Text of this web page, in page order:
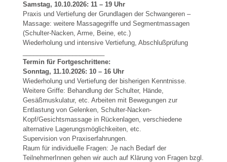
Samstag, 10.10.2026: 11 – 19Uhr
Praxis und Vertiefung der Grundlagen der Schwangeren –
Massage: weitere Massagegriffe und Segmentmassagen
(Schulter-Nacken, Arme, Beine, etc.)
Wiederholung und intensive Vertiefung, Abschlußprüfung
Termin für Fortgeschrittene:
Sonntag, 11.10.2026: 10 – 16 Uhr
Wiederholung und Vertiefung der bisherigen Kenntnisse.
Weitere Griffe: Behandlung der Schulter, Hände,
Gesäßmuskulatur, etc. Arbeiten mit Bewegungen zur
Entlastung von Gelenken, Schulter-Nacken-
Kopf/Gesichtsmassage in Rückenlagen, verschiedene
alternative Lagerungsmöglichkeiten, etc.
Supervision von Praxiserfahrungen.
Raum für individuelle Fragen: Je nach Bedarf der
TeilnehmerInnen gehen wir auch auf Klärung von Fragen bzgl.